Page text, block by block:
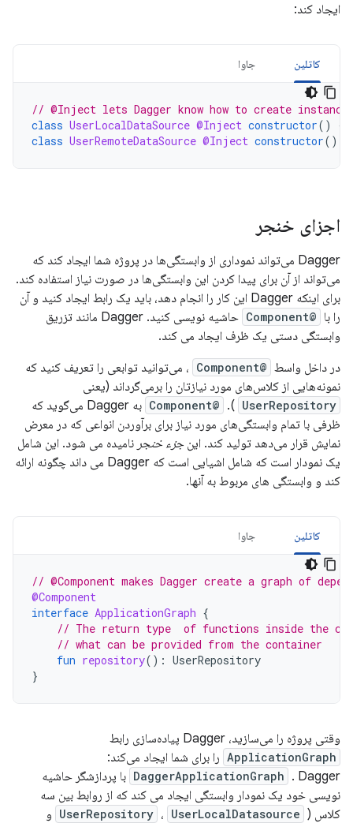
ایجاد کند:
کاتلین جاوا
// @Inject lets Dagger know how to create
class UserLocalDataSource @Inject constructor() {
class UserRemoteDataSource @Inject constructor()
اجزای خنجر
Dagger می‌تواند نموداری از وابستگی‌ها در پروژه شما ایجاد کند که
می‌تواند از آن برای پیدا کردن این وابستگی‌ها در صورت نیاز استفاده کند.
برای اینکه Dagger این کار را انجام دهد، باید یک رابط ایجاد کنید و آن
را با @Component
حاشیه نویسی کنید. Dagger مانند تزریق
وابستگی دستی یک ظرف ایجاد می کند.
در داخل واسط @Component
، می‌توانید توابعی را تعریف کنید که
نمونه‌هایی از کلاس‌های مورد نیازتان را برمی‌گرداند (یعنی
UserRepository
).
@Component
به Dagger می‌گوید که
ظرفی با تمام وابستگی‌های مورد نیاز برای برآوردن انواعی که در معرض
نمایش قرار می‌دهد تولید کند. این جزء خنجر نامیده می شود. این شامل
یک نمودار است که شامل اشیایی است که Dagger می داند چگونه ارائه
کند و وابستگی های مربوط به آنها.
کاتلین جاوا
// @Component makes Dagger create a graph of
@Component
interface ApplicationGraph {
// The return type  of functions inside the
// what can be provided from the container
fun repository(): UserRepository
}
وقتی پروژه را می‌سازید، Dagger پیاده‌سازی رابط
ApplicationGraph را برای شما ایجاد می‌کند:
DaggerApplicationGraph . Dagger با پردازشگر حاشیه
نویسی خود یک نمودار وابستگی ایجاد می کند که از روابط بین سه
کلاس (
UserRepository ، UserLocalDatasource و